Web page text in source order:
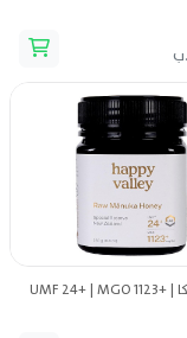
عسل مانوكا UMF 24+ | MGO 1123+ |